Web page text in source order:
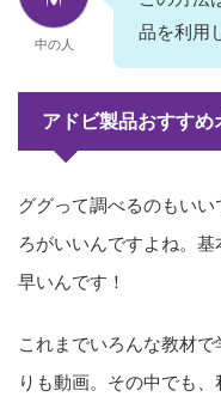
中の人
品を利用
アドビ製品おすす
ググって調べるのもい
ろがいいんですよね。
早いんです！
これまでいろんな教材
りも動画。その中でも